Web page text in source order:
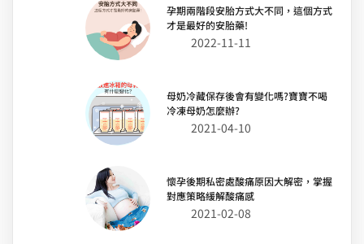
孕期兩階段安胎方式大不同，這個方式
才是最好的安胎藥!
2022-11-11
母奶冷藏保存後會有變化嗎?寶寶不喝
冷凍母奶怎麼辦?
2021-04-10
懷孕後期私密處酸痛原因大解密，掌握
對應策略緩解酸痛感
2021-02-08